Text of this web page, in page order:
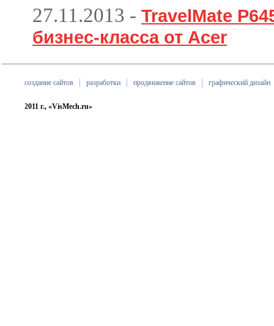
27.11.2013 - TravelMate
бизнес-класса от Acer
создание сайтов разработки продвижение сайтов графический дизайн
2011 г., «VisMech.ru»